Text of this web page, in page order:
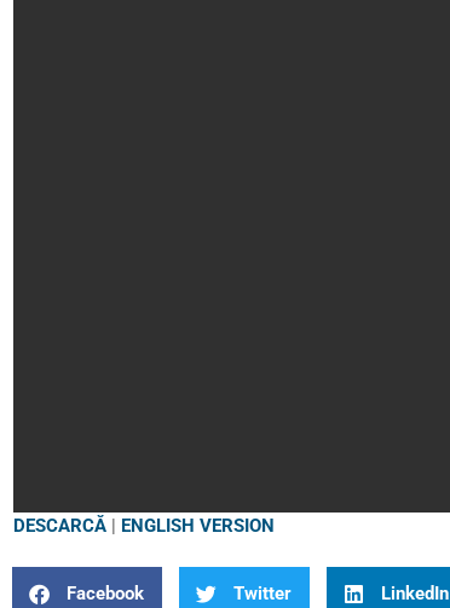
DESCARCĂ ENGLISH VERSION
Facebook Twitter LinkedIn